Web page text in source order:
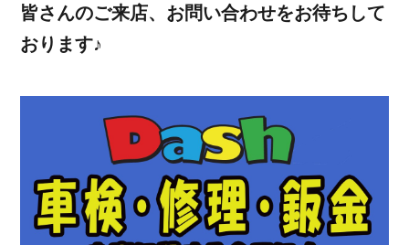
皆さんのご来店、お問い合わせをお待ちして
おります♪